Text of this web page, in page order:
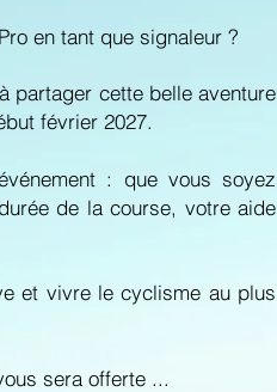
en tant que signaleur ?
partager cette belle aventure
février 2027.
: que vous soyez
de la course, votre aide
et vivre le cyclisme au plus
sera offerte ...